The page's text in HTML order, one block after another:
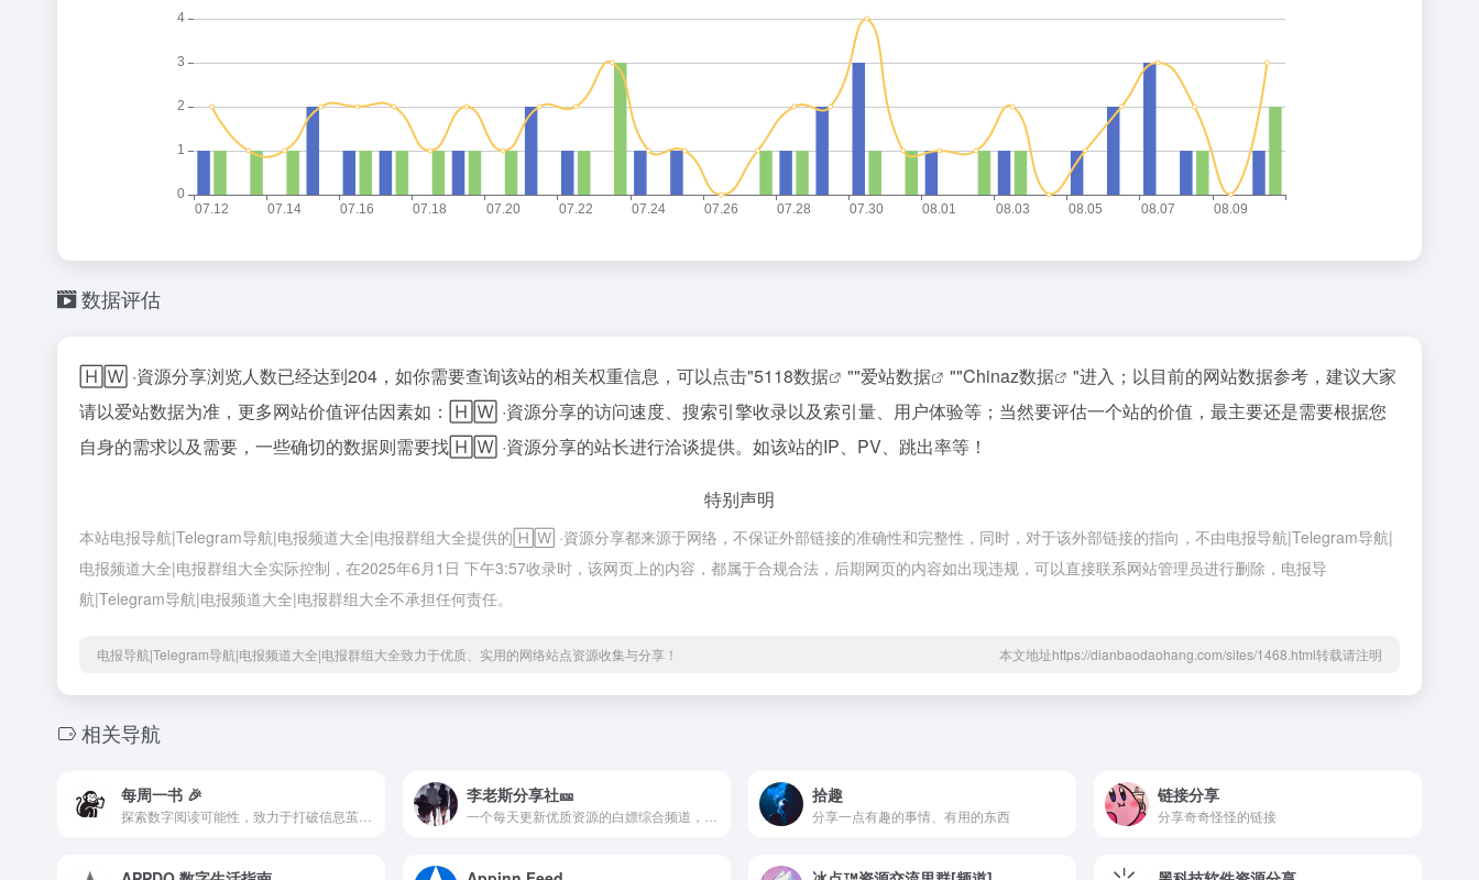
数据评估
🄷🅆 ·資源分享浏览人数已经达到204，如你需要查询该站的相关权重信息，可以点击"5118数据 ""爱站数据 ""Chinaz数据
"进入；以目前的网站数据参考，建议大家
请以爱站数据为准，更多网站价值评估因素如：🄷🅆 ·資源分享的访问速度、搜索引擎收录以及索引量、用户体验等；当然要评估一个站的价值，最主要还是需要根据您
自身的需求以及需要，一些确切的数据则需要找🄷🅆 ·資源分享的站长进行洽谈提供。如该站的IP、PV、跳出率等！
特别声明
本站电报导航|Telegram导航|电报频道大全|电报群组大全提供的🄷🅆 ·資源分享都来源于网络，不保证外部链接的准确性和完整性，同时，对于该外部链接的指向，不由电报导航|Telegram导航|
电报频道大全|电报群组大全实际控制，在2025年6月1日 下午3:57收录时，该网页上的内容，都属于合规合法，后期网页的内容如出现违规，可以直接联系网站管理员进行删除，电报导
航|Telegram导航|电报频道大全|电报群组大全不承担任何责任。
电报导航|Telegram导航|电报频道大全|电报群组大全致力于优质、实用的网络站点资源收集与分享！ 本文地址https://dianbaodaohang.com/sites/1468.html转载请注明
相关导航
每周一书 🎉 李老斯分享社🎫 拾趣
分享一点有趣的事情、有用的东西
链接分享
分享奇奇怪怪的链接